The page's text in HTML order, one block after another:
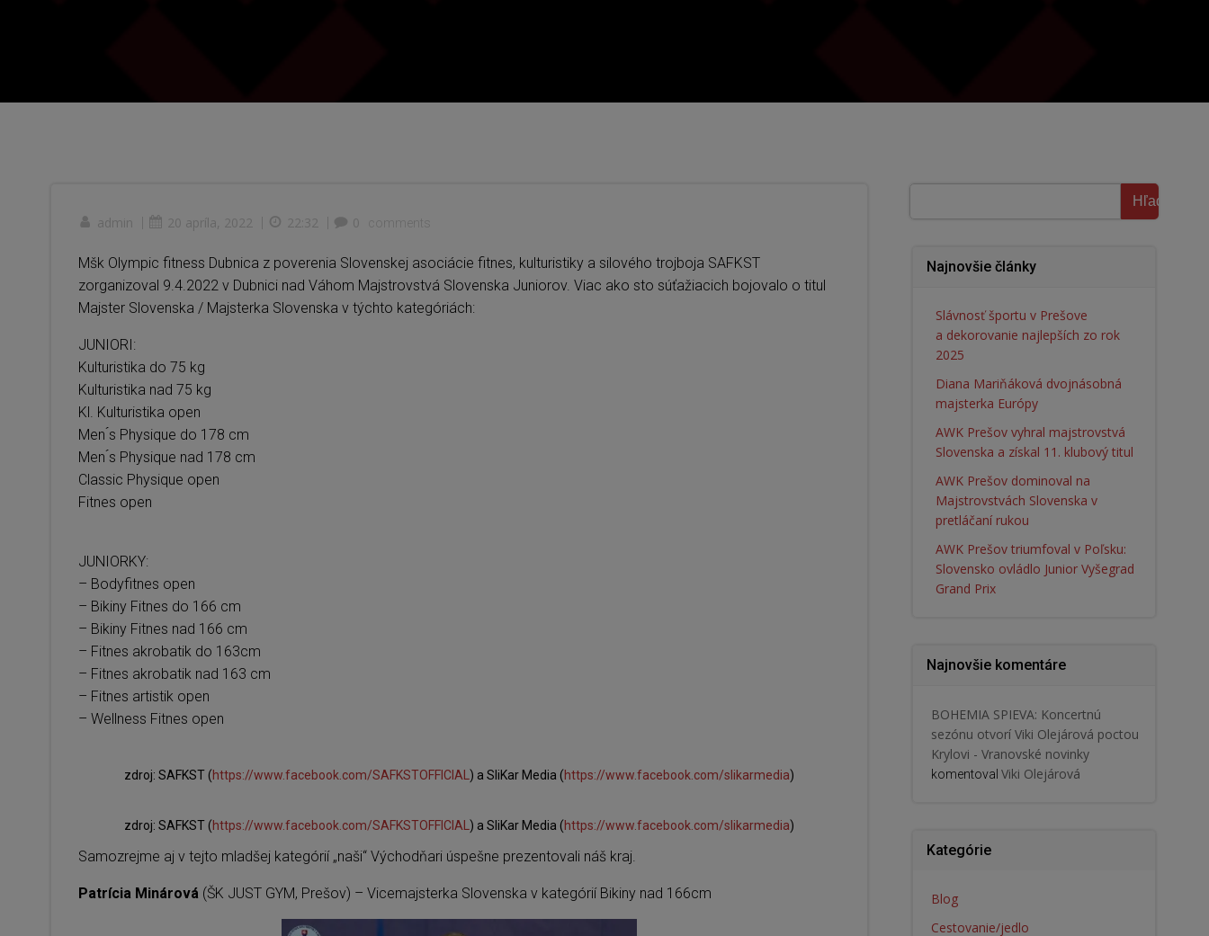
admin | 20 apríla, 2022 | 22:32 | 0 comments
Mšk Olympic fitness Dubnica z poverenia Slovenskej asociácie fitnes, kulturistiky a silového trojboja SAFKST
zorganizoval 9.4.2022 v Dubnici nad Váhom Majstrovstvá Slovenska Juniorov. Viac ako sto súťažiacich bojovalo o titul
Majster Slovenska / Majsterka Slovenska v týchto kategóriách:
JUNIORI:
Kulturistika do 75 kg
Kulturistika nad 75 kg
Kl. Kulturistika open
Men ́s Physique do 178 cm
Men ́s Physique nad 178 cm
Classic Physique open
Fitnes open
JUNIORKY:
– Bodyfitnes open
– Bikiny Fitnes do 166 cm
– Bikiny Fitnes nad 166 cm
– Fitnes akrobatik do 163cm
– Fitnes akrobatik nad 163 cm
– Fitnes artistik open
– Wellness Fitnes open
zdroj: SAFKST (https://www.facebook.com/SAFKSTOFFICIAL ) a SliKar Media (https://www.facebook.com/slikarmedia)
zdroj: SAFKST (https://www.facebook.com/SAFKSTOFFICIAL ) a SliKar Media (https://www.facebook.com/slikarmedia)
Samozrejme aj v tejto mladšej kategórií „naši“ Východňari úspešne prezentovali náš kraj.
Patrícia Minárová (ŠK JUST GYM, Prešov) – Vicemajsterka Slovenska v kategórií Bikiny nad 166cm
Hľadať
Najnovšie články
Slávnosť športu v Prešove
a dekorovanie najlepších zo rok
2025
Diana Mariňáková dvojnásobná
majsterka Európy
AWK Prešov vyhral majstrovstvá
Slovenska a získal 11. klubový titul
AWK Prešov dominoval na
Majstrovstvách Slovenska v
pretláčaní rukou
AWK Prešov triumfoval v Poľsku:
Slovensko ovládlo Junior Vyšegrad
Grand Prix
Najnovšie komentáre
BOHEMIA SPIEVA: Koncertnú
sezónu otvorí Viki Olejárová poctou
Krylovi - Vranovské novinky
komentoval Viki Olejárová
Kategórie
Blog
Cestovanie/jedlo